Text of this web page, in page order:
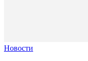
Новости